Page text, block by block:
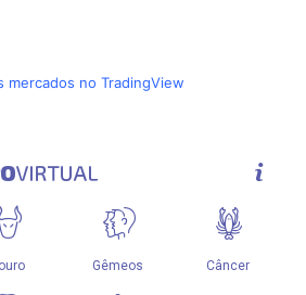
no TradingView